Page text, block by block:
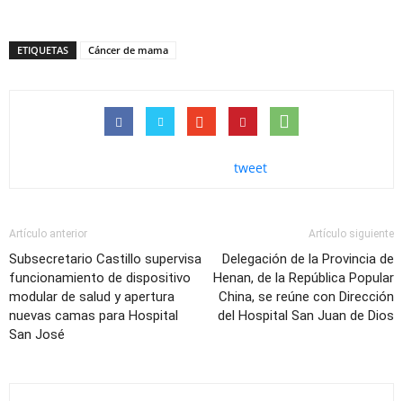
ETIQUETAS Cáncer de mama
tweet
Artículo anterior
Subsecretario Castillo supervisa
funcionamiento de dispositivo
modular de salud y apertura
nuevas camas para Hospital
San José
Artículo siguiente
Delegación de la Provincia de
Henan, de la República Popular
China, se reúne con Dirección
del Hospital San Juan de Dios